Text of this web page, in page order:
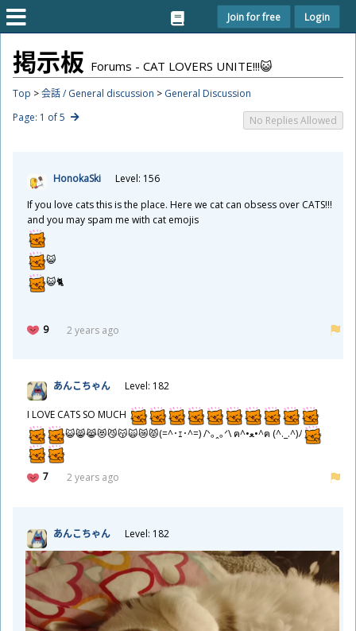
Join for free Login
掲示板 Forums - CAT LOVERS UNITE!!!😺
Top >会話 / General discussion > General Discussion
Page: 1 of 5
No Replies Allowed
HonokaSki
Level: 156
If you love cats this is the place. Here we cat can obsess over CATS!!!
and you may spam me with cat emojis
😺
😺🐈
9 2 years ago
あんこちゃん Level: 182
I LOVE CATS SO MUCH
😺😸😹😻😼😽🙀😿😾(⁠=⁠^⁠･⁠ｪ⁠･⁠^⁠=⁠) /⁠ᐠ⁠｡⁠ꞈ⁠｡⁠ᐟ⁠\ ฅ⁠^⁠•⁠ﻌ⁠•⁠^⁠ฅ (⁠^⁠.⁠_⁠.⁠^⁠)⁠ﾉ
7 2 years ago
あんこちゃん Level: 182